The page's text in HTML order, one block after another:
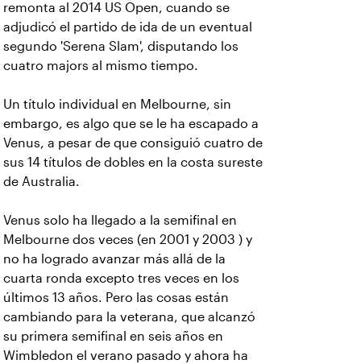
remonta al 2014 US Open, cuando se
adjudicó el partido de ida de un eventual
segundo 'Serena Slam', disputando los
cuatro majors al mismo tiempo.
Un título individual en Melbourne, sin
embargo, es algo que se le ha escapado a
Venus, a pesar de que consiguió cuatro de
sus 14 títulos de dobles en la costa sureste
de Australia.
Venus solo ha llegado a la semifinal en
Melbourne dos veces (en 2001 y 2003 ) y
no ha logrado avanzar más allá de la
cuarta ronda excepto tres veces en los
últimos 13 años. Pero las cosas están
cambiando para la veterana, que alcanzó
su primera semifinal en seis años en
Wimbledon el verano pasado y ahora ha